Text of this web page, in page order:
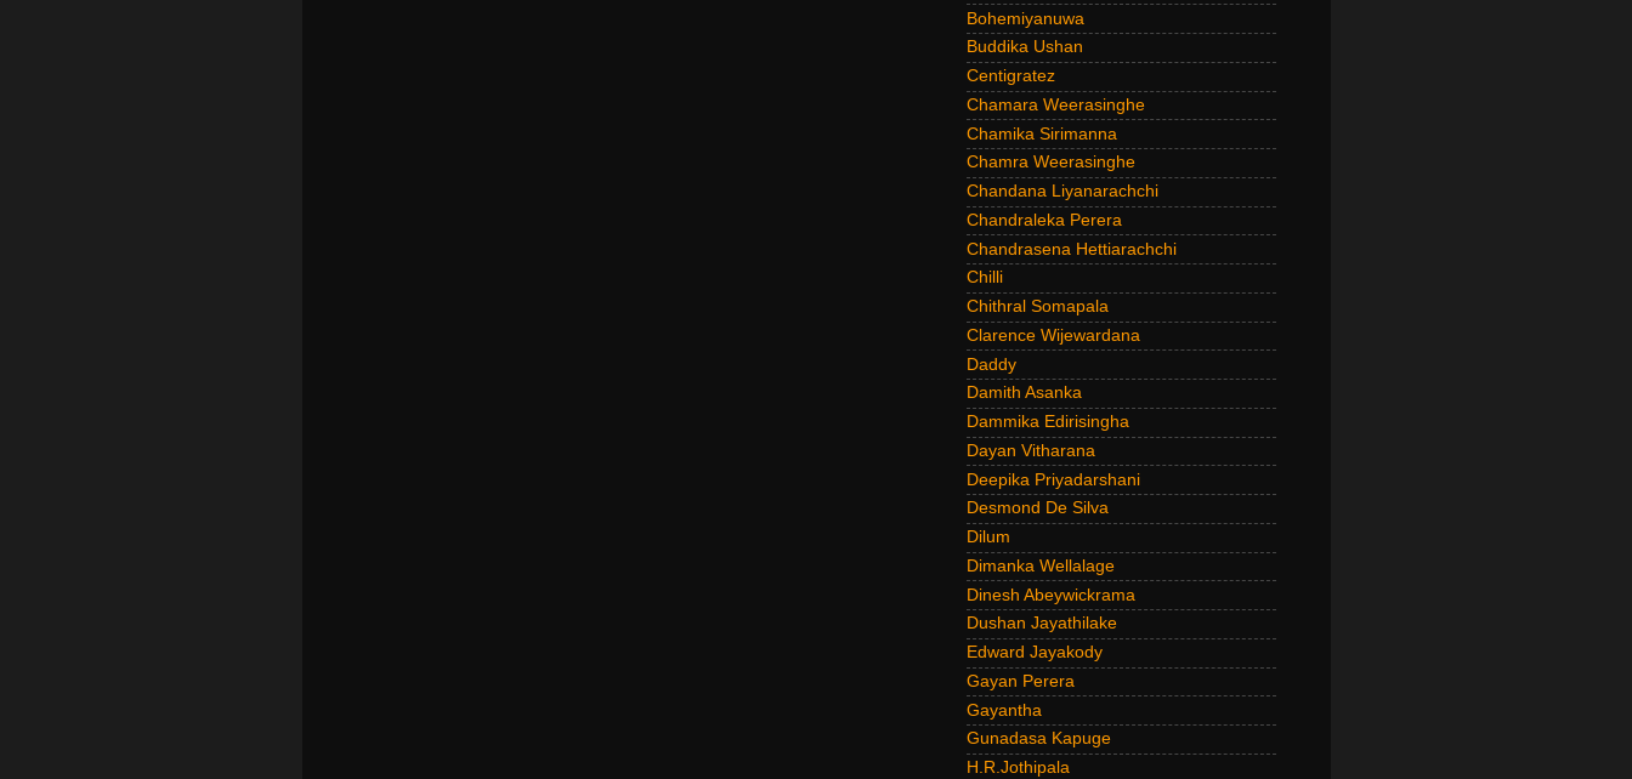
Bohemiyanuwa
Buddika Ushan
Centigratez
Chamara Weerasinghe
Chamika Sirimanna
Chamra Weerasinghe
Chandana Liyanarachchi
Chandraleka Perera
Chandrasena Hettiarachchi
Chilli
Chithral Somapala
Clarence Wijewardana
Daddy
Damith Asanka
Dammika Edirisingha
Dayan Vitharana
Deepika Priyadarshani
Desmond De Silva
Dilum
Dimanka Wellalage
Dinesh Abeywickrama
Dushan Jayathilake
Edward Jayakody
Gayan Perera
Gayantha
Gunadasa Kapuge
H.R.Jothipala